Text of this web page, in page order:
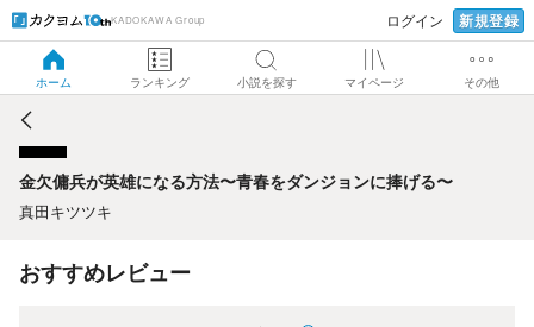
KADOKAWA Group ログイン 新規登録
ホーム ランキング 小説を探す マイページ その他
金欠傭兵が英雄になる方法〜青春をダンジョンに捧げる〜
金欠傭兵が英雄になる方法〜青春をダンジョンに捧げる〜
真田キツツキ
おすすめレビュー